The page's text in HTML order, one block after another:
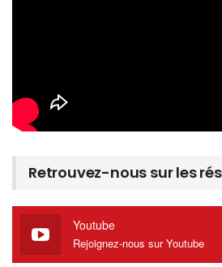
Retrouvez-nous sur les
Youtube
Rejoignez-nous sur Youtube